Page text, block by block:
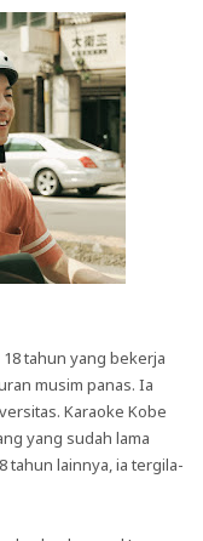
tahun yang bekerja
musim panas. Ia
Karaoke Kobe
yang sudah lama
tahun lainnya, ia tergila-